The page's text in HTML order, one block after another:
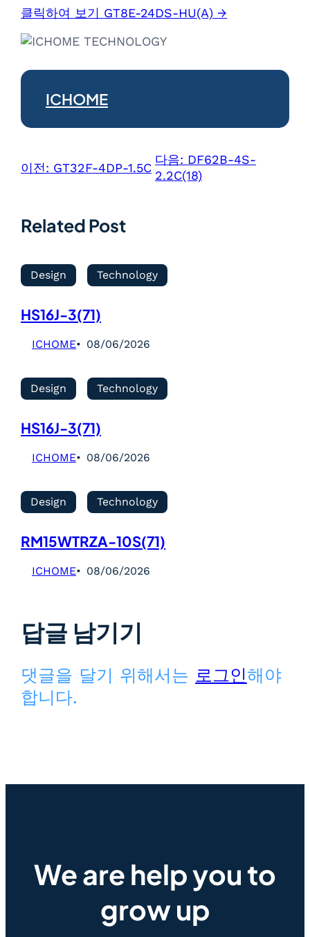
클릭하여 보기 GT8E-24DS-HU(A) →
ICHOME
이전: GT32F-4DP-1.5C
다음: DF62B-4S-
2.2C(18)
Related Post
Design Technology
HS16J-3(71)
ICHOME 08/06/2026
Design Technology
HS16J-3(71)
ICHOME 08/06/2026
Design Technology
RM15WTRZA-10S(71)
ICHOME 08/06/2026
답글 남기기
댓글을 달기 위해서는 로그인해야
합니다.
We are help you to
grow up